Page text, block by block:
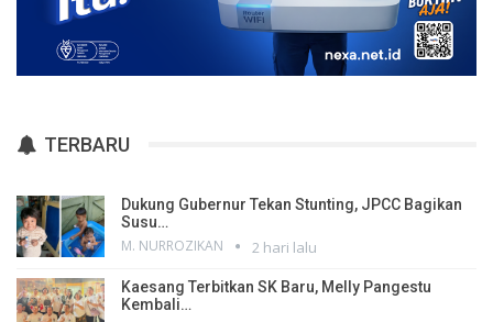
TERBARU
Dukung Gubernur Tekan Stunting, JPCC Bagikan
Susu…
M. NURROZIKAN 2 hari lalu
Kaesang Terbitkan SK Baru, Melly Pangestu
Kembali…